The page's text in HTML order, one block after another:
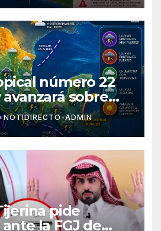
número 22
sobre
NOTIDIRECTO-ADMIN
pide
la FGJ de